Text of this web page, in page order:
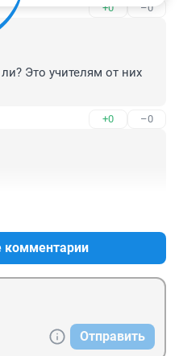
+0 –0
Это учителям от них
+0 –0
комментарии
Отправить